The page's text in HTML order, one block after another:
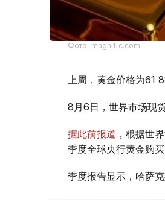
Фото: magnific.com
上周，黄金价格为61
8月6日，世界市场现
据此前报道 ，根据世
季度全球央行黄金购
季度报告显示，哈萨